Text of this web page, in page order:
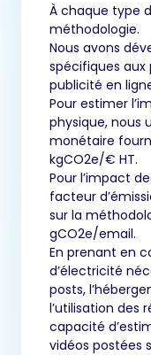
À chaque type
méthodologie.
Nous avons
spécifiques
publicité en
Pour estimer
physique, nous
monétaire fourni
kgCO2e/€ HT.
Pour l’impact
facteur
sur la
gCO2e/email.
En prenant en
d’électricité
posts,
l’utilisation des
capacité
vidéos postées